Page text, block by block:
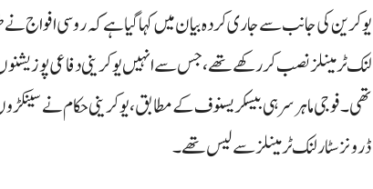
یوکرین کی جانب سے جاری کردہ بیان میں کہا گیا ہے کہ روسی افواج
لنک ٹرمینلز نصب کر رکھے تھے، جس سے انہیں یوکرینی دفاعی پوزیشنوں
تھی۔ فوجی ماہر سرہی بیسکریسنوف کے مطابق، یوکرینی حکام نے
ڈرونز سٹار لنک ٹرمینلز سے لیس تھے۔